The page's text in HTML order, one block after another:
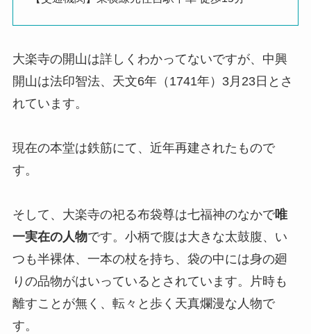
大楽寺の開山は詳しくわかってないですが、中興
開山は法印智法、天文6年（1741年）3月23日とさ
れています。
現在の本堂は鉄筋にて、近年再建されたもので
す。
そして、大楽寺の祀る布袋尊は七福神のなかで唯
一実在の人物です。小柄で腹は大きな太鼓腹、い
つも半裸体、一本の杖を持ち、袋の中には身の廻
りの品物がはいっているとされています。片時も
離すことが無く、転々と歩く天真爛漫な人物で
す。